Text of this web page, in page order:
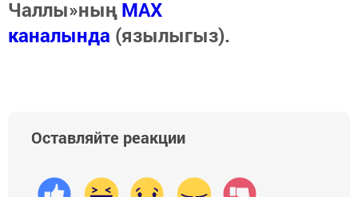
Чаллы»ныңMAX
каналында (язылыгыз).
Оставляйте реакции